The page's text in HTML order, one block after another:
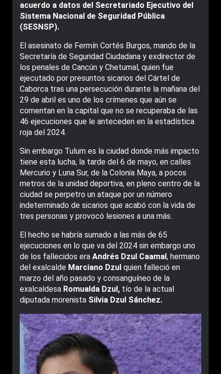
acuerdo a datos del Secretariado Ejecutivo del
Sistema Nacional de Seguridad Pública
(SESNSP).
El asesinato de Fermín Cortés Burgos, mando de la
Secretaría de Seguridad Ciudadana y exdirector de
los penales de Cancún y Chetumal, quien fue
ejecutado por presuntos sicarios del Cártel de
Caborca tras una persecución durante la mañana del
29 de abril es uno de los crímenes que aún se
comentan en la capital que no se recuperaba de las
46 ejecuciones que le anteceden en la estadística
roja del 2024.
Sin embargo Tulum es la ciudad donde más impacto
tiene esta lucha, la tarde del 6 de mayo, en calles
Mercurio y Luna Sur, de la Colonia Maya, a pocos
metros de la unidad deportiva, en pleno centro de la
ciudad se perpetro un ataque por un número
indeterminado de sicarios que acabó con la vida de
tres personas y provocó lesiones a una más.
El hecho se habría sumado a las más de 65
ejecuciones en lo que va del 2024 sin embargo uno
de los fallecidos era Andrés Dzul Caamal , hermano
del exalcalde Marciano Dzul quien falleció en
marzo del año pasado y consanguíneo de la
exalcaldesa Romualda Dzul, tío de la actual
diputada morenista Silvia Dzul Sánchez.